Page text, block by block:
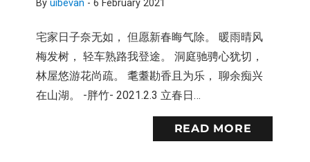
By uibevan - 6 February 2021
宅家日子奈无如， 但愿新春晦气除。 暖雨晴风
梅发树， 轻车熟路我登途。 洞庭驰骋心犹切，
林屋悠游花尚疏。 耄耋勘香且为乐， 聊余痴兴
在山湖。 -胖竹- 2021.2.3 立春日…
READ MORE